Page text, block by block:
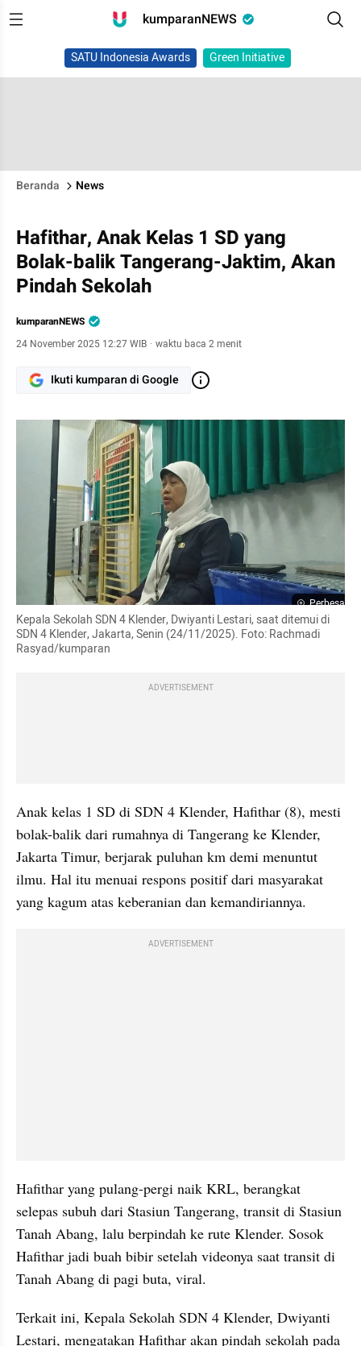
kumparanNEWS
SATU Indonesia Awards Green Initiative
Beranda News
Hafithar, Anak Kelas 1 SD yang
Bolak-balik Tangerang-Jaktim, Akan
Pindah Sekolah
kumparanNEWS
24 November 2025 12:27 WIB · waktu baca 2 menit
Ikuti kumparan di Google
Perbesar
Kepala Sekolah SDN 4 Klender, Dwiyanti Lestari, saat ditemui di
SDN 4 Klender, Jakarta, Senin (24/11/2025). Foto: Rachmadi
Rasyad/kumparan
ADVERTISEMENT
Anak kelas 1 SD di SDN 4 Klender, Hafithar (8), mesti
bolak-balik dari rumahnya di Tangerang ke Klender,
Jakarta Timur, berjarak puluhan km demi menuntut
ilmu. Hal itu menuai respons positif dari masyarakat
yang kagum atas keberanian dan kemandiriannya.
ADVERTISEMENT
Hafithar yang pulang-pergi naik KRL, berangkat
selepas subuh dari Stasiun Tangerang, transit di Stasiun
Tanah Abang, lalu berpindah ke rute Klender. Sosok
Hafithar jadi buah bibir setelah videonya saat transit di
Tanah Abang di pagi buta, viral.
Terkait ini, Kepala Sekolah SDN 4 Klender, Dwiyanti
Lestari, mengatakan Hafithar akan pindah sekolah pada